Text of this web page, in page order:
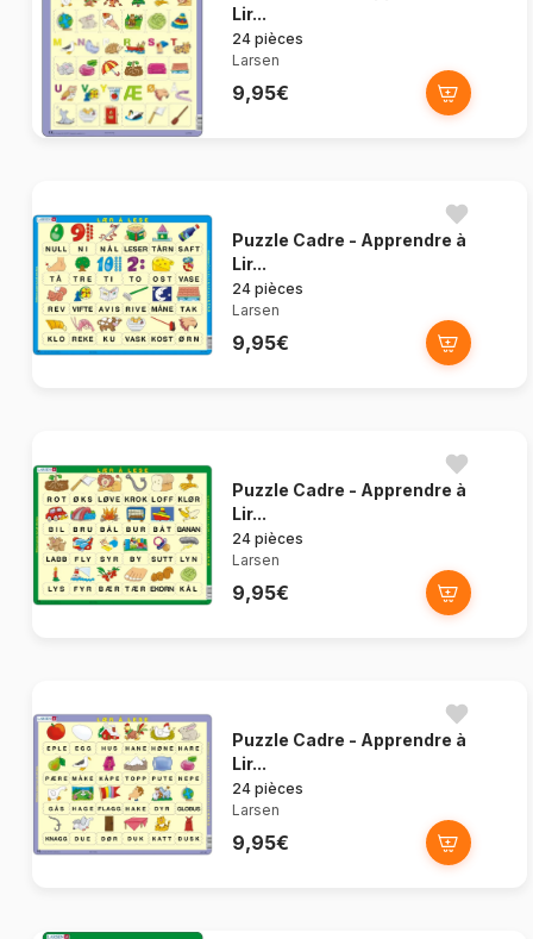
Lir...
24 pièces
Larsen
9,95€
Puzzle Cadre - Apprendre à
Lir...
24 pièces
Larsen
9,95€
Puzzle Cadre - Apprendre à
Lir...
24 pièces
Larsen
9,95€
Puzzle Cadre - Apprendre à
Lir...
24 pièces
Larsen
9,95€